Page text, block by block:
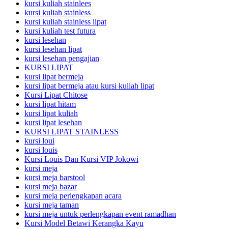
kursi kuliah stainlees
kursi kuliah stainless
kursi kuliah stainless lipat
kursi kuliah test futura
kursi lesehan
kursi lesehan lipat
kursi lesehan pengajian
KURSI LIPAT
kursi lipat bermeja
kursi lipat bermeja atau kursi kuliah lipat
Kursi Lipat Chitose
kursi lipat hitam
kursi lipat kuliah
kursi lipat lesehan
KURSI LIPAT STAINLESS
kursi loui
kursi louis
Kursi Louis Dan Kursi VIP Jokowi
kursi meja
kursi meja barstool
kursi meja bazar
kursi meja perlengkapan acara
kursi meja taman
kursi meja untuk perlengkapan event ramadhan
Kursi Model Betawi Kerangka Kayu